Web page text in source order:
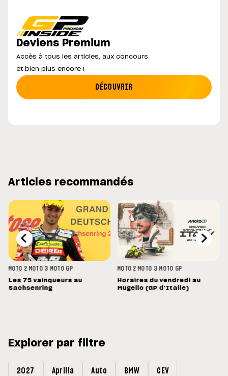
Deviens Premium
Accès à tous les articles, aux concours
et bien plus encore !
DÉCOUVRIR
Articles recommandés
MOTO 2 MOTO 3 MOTO GP
Les 75 vainqueurs au
Sachsenring
MOTO 2 MOTO 3 MOTO GP
Horaires du vendredi au
Mugello (GP d'Italie)
Explorer par filtre
2027 Aprilia Auto BMW CEV